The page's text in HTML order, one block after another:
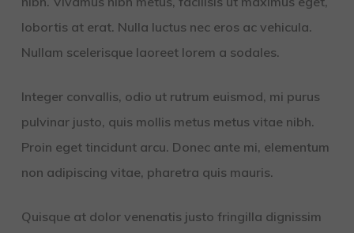
lobortis at erat. Nulla luctus nec eros ac vehicula.
Nullam scelerisque laoreet lorem a sodales.
Integer convallis, odio ut rutrum euismod, mi purus
pulvinar justo, quis mollis metus metus vitae nibh.
Proin eget tincidunt arcu. Donec ante mi, elementum
non adipiscing vitae, pharetra quis mauris.
Quisque at dolor venenatis justo fringilla dignissim